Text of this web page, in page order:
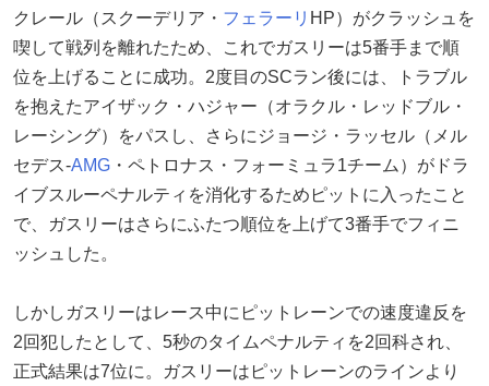
クレール（スクーデリア・ フェラーリ HP）がクラッシュを
喫して戦列を離れたため、これでガスリーは5番手まで順
位を上げることに成功。2度目のSCラン後には、トラブル
を抱えたアイザック・ハジャー（オラクル・レッドブル・
レーシング）をパスし、さらにジョージ・ラッセル（メル
セデス-AMG ・ペトロナス・フォーミュラ1チーム）がドラ
イブスルーペナルティを消化するためピットに入ったこと
で、ガスリーはさらにふたつ順位を上げて3番手でフィニ
ッシュした。
しかしガスリーはレース中にピットレーンでの速度違反を
2回犯したとして、5秒のタイムペナルティを2回科され、
正式結果は7位に。ガスリーはピットレーンのラインより